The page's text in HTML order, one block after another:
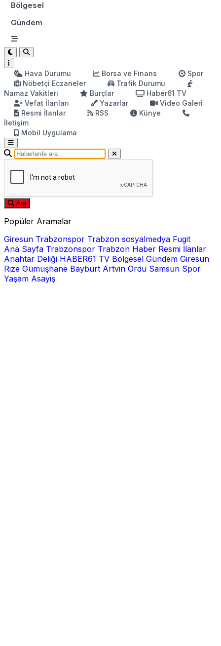
Bölgesel
Gündem
Hava Durumu Borsa ve Finans
Spor
Nöbetçi Eczaneler
Trafik Durumu
Namaz Vakitleri
Burçlar
Haber61 TV
Vefat İlanları
Yazarlar
Video Galeri
Resmi İlanlar
RSS
Künye
İletişim
Mobil Uygulama
Ara
Popüler Aramalar
Giresun Trabzonspor Trabzon sosyalmedya Fugit
Ana Sayfa Trabzonspor Trabzon Haber Resmi İlanlar
Anahtar Deliği HABER61 TV Bölgesel Gündem Giresun
Rize Gümüşhane Bayburt Artvin Ordu Samsun Spor
Yaşam Asayiş